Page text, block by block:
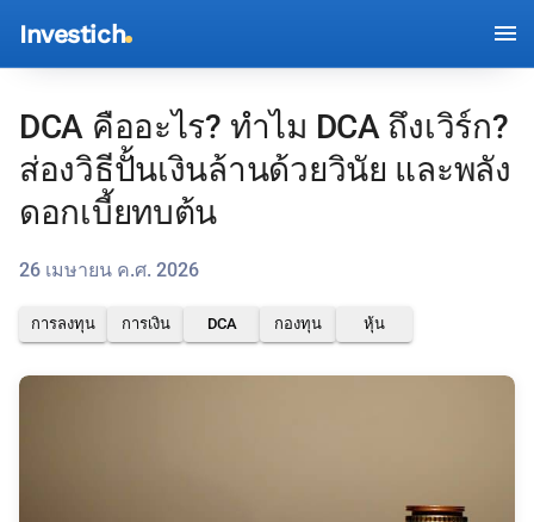
Investich
DCA คืออะไร? ทำไม DCA ถึงเวิร์ก?
ส่องวิธีปั้นเงินล้านด้วยวินัย และพลัง
ดอกเบี้ยทบต้น
26 เมษายน ค.ศ. 2026
การลงทุน การเงิน DCA กองทุน หุ้น